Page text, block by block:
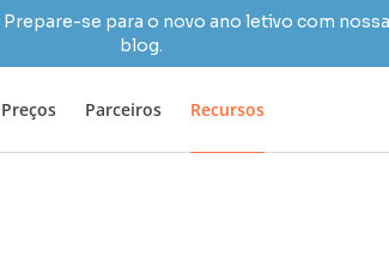
Prepare-se para o novo ano letivo com
blog.
Preços Parceiros Recursos